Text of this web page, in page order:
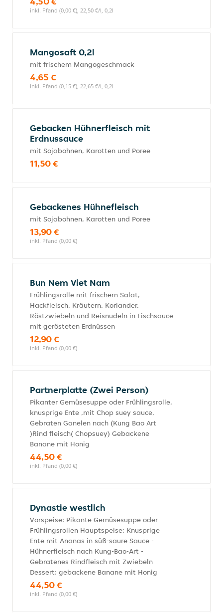
inkl. Pfand (0,00 €), 22,50 €/l, 0,2l
Mangosaft 0,2l
mit frischem Mangogeschmack
4,65 €
inkl. Pfand (0,15 €), 22,65 €/l, 0,2l
Gebacken Hühnerfleisch mit
Erdnussauce
mit Sojabohnen, Karotten und Poree
11,50 €
Gebackenes Hühnefleisch
mit Sojabohnen, Karotten und Poree
13,90 €
inkl. Pfand (0,00 €)
Bun Nem Viet Nam
Frühlingsrolle mit frischem Salat,
Hackfleisch, Kräutern, Koriander,
Röstzwiebeln und Reisnudeln in Fischsauce
mit gerösteten Erdnüssen
12,90 €
inkl. Pfand (0,00 €)
Partnerplatte (Zwei Person)
Pikanter Gemüsesuppe oder Frühlingsrolle,
knusprige Ente ,mit Chop suey sauce,
Gebraten Ganelen nach (Kung Bao Art
)Rind fleisch( Chopsuey) Gebackene
Banane mit Honig
44,50 €
inkl. Pfand (0,00 €)
Dynastie westlich
Vorspeise: Pikante Gemüsesuppe oder
Frühlingsrollen Hauptspeise: Knusprige
Ente mit Ananas in süß-saure Sauce -
Hühnerfleisch nach Kung-Bao-Art -
Gebratenes Rindfleisch mit Zwiebeln
Dessert: gebackene Banane mit Honig
44,50 €
inkl. Pfand (0,00 €)